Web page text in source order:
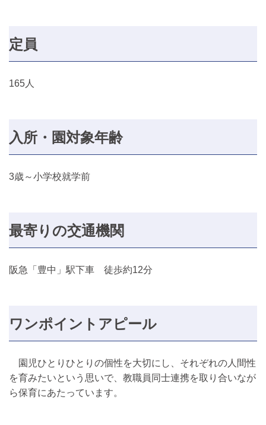
定員
165人
入所・園対象年齢
3歳～小学校就学前
最寄りの交通機関
阪急「豊中」駅下車 徒歩約12分
ワンポイントアピール
園児ひとりひとりの個性を大切にし、それぞれの人間性
を育みたいという思いで、教職員同士連携を取り合いなが
ら保育にあたっています。